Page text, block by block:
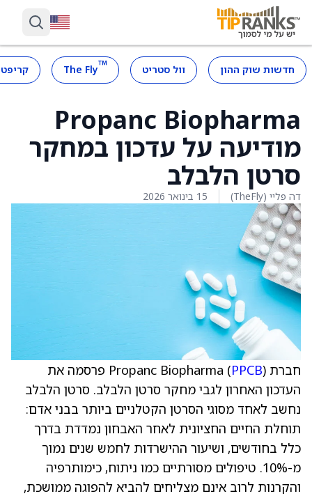
חדשות שוק ההון וול סטריט ™
The Fly
Propanc Biopharma
מודיעה על עדכון במחקר
סרטן הלבלב
דה פליי (TheFly) 15 בינואר 2026
חברת Propanc Biopharma ( PPCB
) פרסמה את
העדכון האחרון לגבי מחקר סרטן הלבלב. סרטן הלבלב
נחשב לאחד מסוגי הסרטן הקטלניים ביותר בבני אדם:
תוחלת החיים החציונית לאחר האבחון נמדדת בדרך
כלל בחודשים, ושיעור ההישרדות לחמש שנים נמוך
מ-10%. טיפולים מסורתיים כמו ניתוח, כימותרפיה
והקרנות לרוב אינם מצליחים להביא להפוגה ממושכת,